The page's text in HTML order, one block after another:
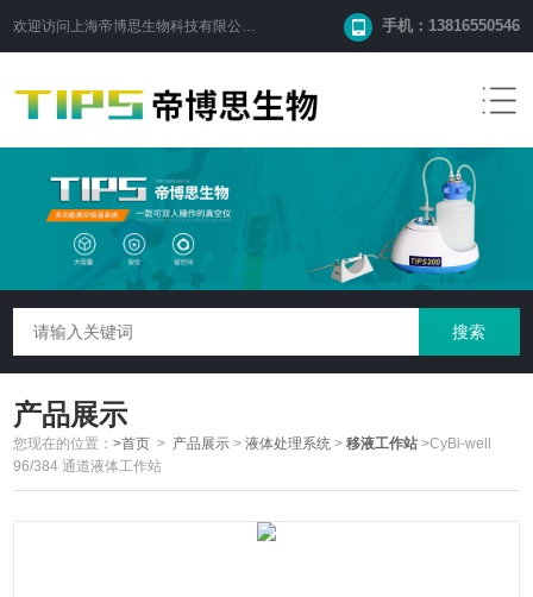
欢迎访问 上海帝博思生物科技有限公司 手机：13816550546
产品展示
您现在的位置：>首页 > 产品展示 >液体处理系统 >移液工作站 >CyBi-well
96/384 通道液体工作站